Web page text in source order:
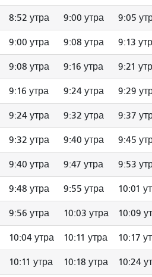
8:52 утра 9:00 утра 9:05
9:00 утра 9:08 утра 9:13
9:08 утра 9:16 утра 9:21
9:16 утра 9:24 утра 9:29
9:24 утра 9:32 утра 9:37
9:32 утра 9:40 утра 9:45
9:40 утра 9:47 утра 9:53
9:48 утра 9:55 утра 10:01
9:56 утра 10:03 утра 10:09
10:04 утра 10:11 утра 10:17
10:11 утра 10:18 утра 10:24